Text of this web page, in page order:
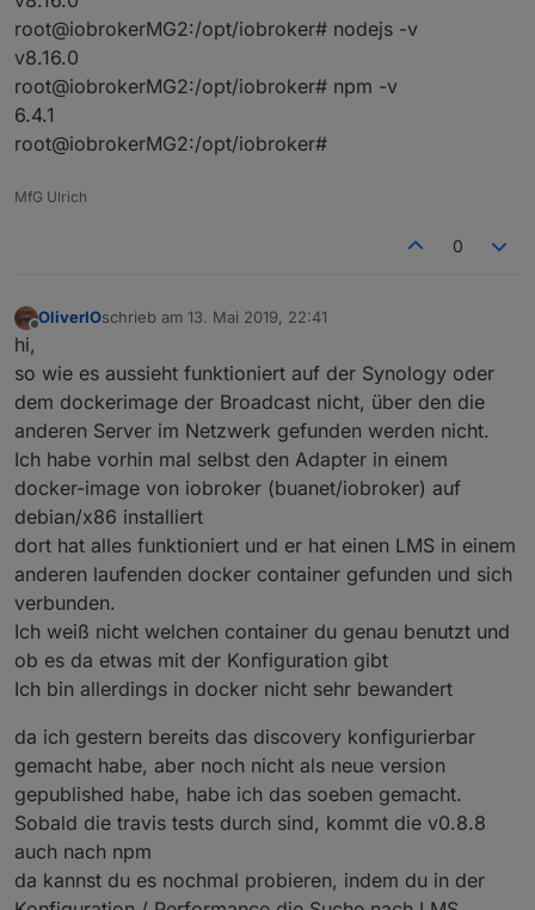
root@iobrokerMG2:/opt/iobroker# nodejs -v
v8.16.0
root@iobrokerMG2:/opt/iobroker# npm -v
6.4.1
root@iobrokerMG2:/opt/iobroker#
MfG Ulrich
0
OliverIOschrieb am 13. Mai 2019, 22:41
zuletzt editiert von
hi,
so wie es aussieht funktioniert auf der Synology oder
dem dockerimage der Broadcast nicht, über den die
anderen Server im Netzwerk gefunden werden nicht.
Ich habe vorhin mal selbst den Adapter in einem
docker-image von iobroker (buanet/iobroker) auf
debian/x86 installiert
dort hat alles funktioniert und er hat einen LMS in einem
anderen laufenden docker container gefunden und sich
verbunden.
Ich weiß nicht welchen container du genau benutzt und
ob es da etwas mit der Konfiguration gibt
Ich bin allerdings in docker nicht sehr bewandert
da ich gestern bereits das discovery konfigurierbar
gemacht habe, aber noch nicht als neue version
gepublished habe, habe ich das soeben gemacht.
Sobald die travis tests durch sind, kommt die v0.8.8
auch nach npm
da kannst du es nochmal probieren, indem du in der